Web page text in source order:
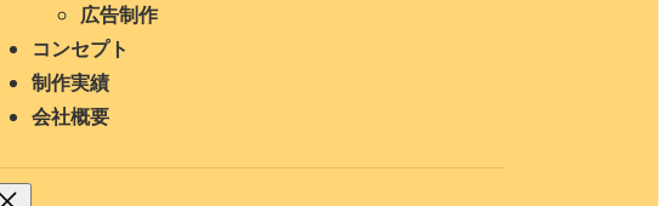
広告制作
コンセプト
制作実績
会社概要